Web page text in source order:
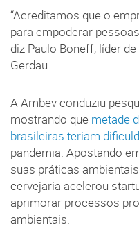
“Acreditamos que o
para empoderar
diz Paulo Boneff, líder
Gerdau.
A Ambev conduziu
mostrando que metade
brasileiras teriam
pandemia. Apostando
suas práticas
cervejaria acelerou
aprimorar processos
ambientais.